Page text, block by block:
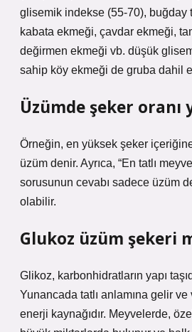
glisemik indekse (55-70), buğday
kabata ekmeği, çavdar ekmeği,
değirmen ekmeği vb. düşük
sahip köy ekmeği de gruba dahil
Üzümde şeker oranı
Örneğin, en yüksek şeker
üzüm denir. Ayrıca, “En tatlı
sorusunun cevabı sadece üzüm
olabilir.
Glukoz üzüm şekeri
Glikoz, karbonhidratların yapı
Yunancada tatlı anlamına gelir
enerji kaynağıdır. Meyvelerde,